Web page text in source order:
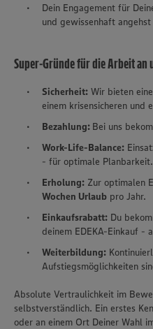
Dein Engagement für
und gewissenhaft angehst
Super-Gründe für die Arbeit an
Sicherheit: Wir bieten
einem krisensicheren und
Bezahlung: Bei uns
Work-Life-Balance:
- für optimale Planbarkeit.
Erholung: Zur optimalen
Wochen Urlaub pro Jahr.
Einkaufsrabatt: Du
deinem EDEKA-Einkauf -
Weiterbildung:
Aufstiegsmöglichkeiten
Absolute Vertraulichkeit im
selbstverständlich. Ein erstes
oder an einem Ort Deiner Wahl